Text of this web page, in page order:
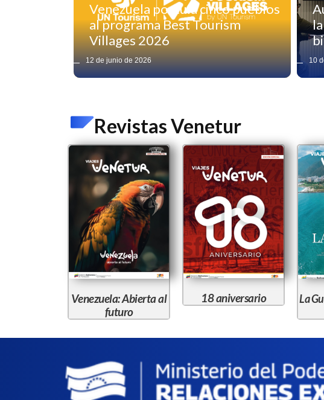
Venezuela postula cinco pueblos
al programa Best Tourism
Villages 2026
12 de junio de 2026 10
Revistas Venetur
Venezuela: Abierta al
futuro
18 aniversario
La